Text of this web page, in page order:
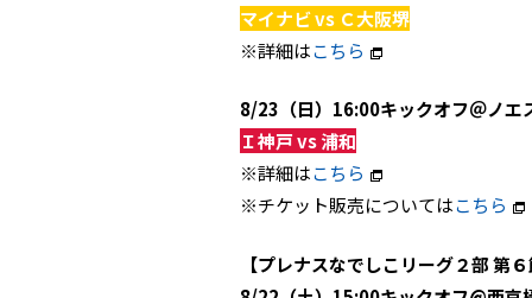
マイナビ vs Ｃ大阪堺
※詳細はこちら
8/23（日）16:00キックオフ＠ノエ
Ｉ神戸 vs 浦和
※詳細はこちら
※チケット販売についてはこちら
【プレナスなでしこリーグ２部 第６